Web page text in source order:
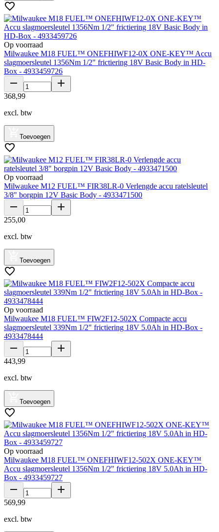
Op voorraad
Milwaukee M18 FUEL™ ONEFHIWF12-0X ONE-KEY™ Accu
slagmoersleutel 1356Nm 1/2" frictiering 18V Basic Body in HD-
Box - 4933459726
368,99
excl. btw
Toevoegen
Op voorraad
Milwaukee M12 FUEL™ FIR38LR-0 Verlengde accu ratelsleutel
3/8" borgpin 12V Basic Body - 4933471500
255,00
excl. btw
Toevoegen
Op voorraad
Milwaukee M18 FUEL™ FIW2F12-502X Compacte accu
slagmoersleutel 339Nm 1/2" frictiering 18V 5.0Ah in HD-Box -
4933478444
443,99
excl. btw
Toevoegen
Op voorraad
Milwaukee M18 FUEL™ ONEFHIWF12-502X ONE-KEY™
Accu slagmoersleutel 1356Nm 1/2" frictiering 18V 5.0Ah in HD-
Box - 4933459727
569,99
excl. btw